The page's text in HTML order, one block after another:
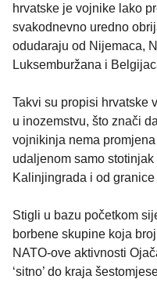
hrvatske je vojnike lako
svakodnevno uredno
odudaraju od Nijemaca,
Luksemburžana i
Takvi su propisi hrvatske
u inozemstvu, što znači
vojnikinja nema
udaljenom samo
Kalinjingrada i od
Stigli u bazu početkom
borbene skupine koja
NATO-ove aktivnosti
‘sitno’ do kraja